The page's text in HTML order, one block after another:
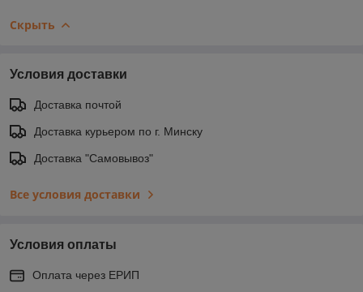
Скрыть
Условия доставки
Доставка почтой
Доставка курьером по г. Минску
Доставка "Самовывоз"
Все условия доставки
Условия оплаты
Оплата через ЕРИП